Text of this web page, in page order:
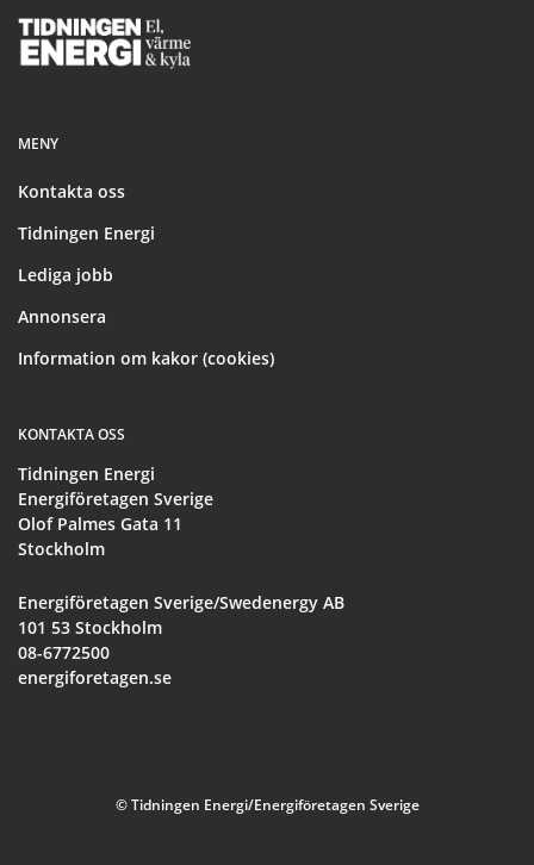
Footer
MENY
Kontakta oss
Tidningen Energi
Lediga jobb
Annonsera
Information om kakor (cookies)
KONTAKTA OSS
Tidningen Energi
Energiföretagen Sverige
Olof Palmes Gata 11
Stockholm
Energiföretagen Sverige/Swedenergy AB
101 53 Stockholm
08-6772500
energiforetagen.se
© Tidningen Energi/Energiföretagen Sverige